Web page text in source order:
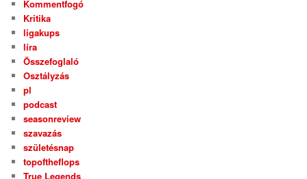
Kommentfogó
Kritika
ligakups
líra
Összefoglaló
Osztályzás
pl
podcast
seasonreview
szavazás
születésnap
topoftheflops
True Legends